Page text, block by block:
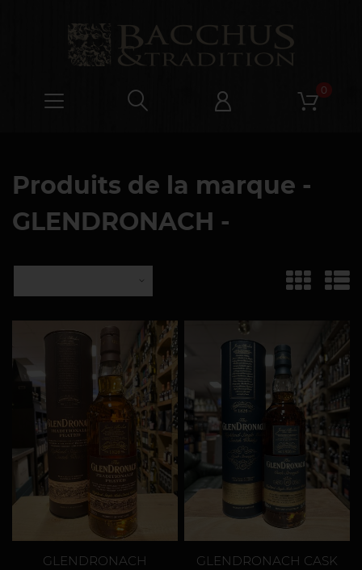
0
Produits de la marque -
GLENDRONACH -
GLENDRONACH
GLENDRONACH CASK